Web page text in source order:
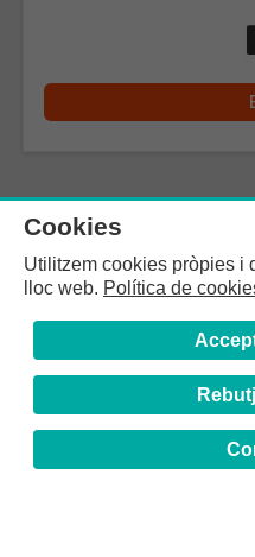
Cookies
Utilitzem cookies pròpies i
lloc web. Política de